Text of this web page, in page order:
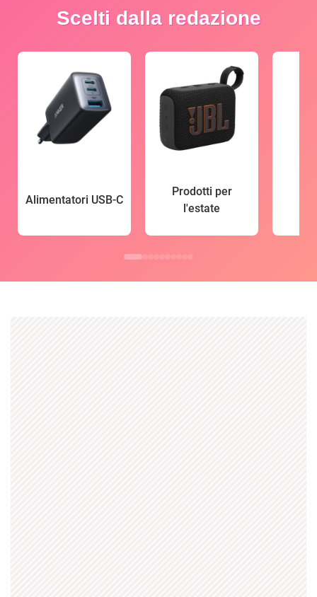
Scelti dalla redazione
Alimentatori USB-C
Prodotti per
l'estate